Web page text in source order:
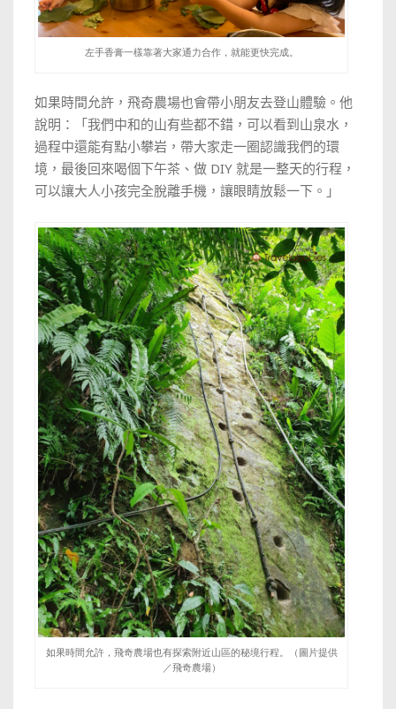
左手香膏一樣靠著大家通力合作，就能更快完成。
如果時間允許， 飛奇農場也會帶小朋友去登山體驗。他
說明：「我們中和的山有些都不錯，可以看到山泉水，
過程中還能有點小攀岩，帶大家走一圈認識我們的環
境，最後回來喝個下午茶、做 DIY 就是一整天的行程，
可以讓大人小孩完全脫離手機，讓眼睛放鬆一下。 」
如果時間允許，飛奇農場也有探索附近山區的秘境行程。（圖片提供
／飛奇農場）